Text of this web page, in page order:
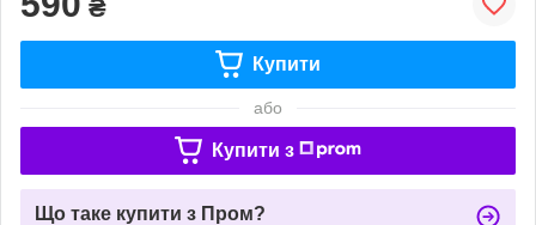
₴
Купити
або
Купити з
Що таке купити з Пром?